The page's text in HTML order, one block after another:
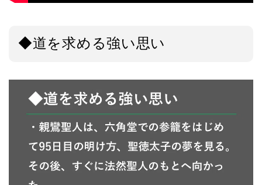
◆道を求める強い思い